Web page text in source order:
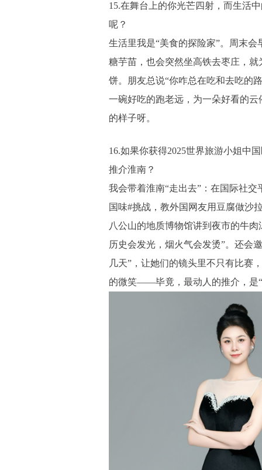
15.在舞台上的你光芒四射，而生活
呢？
生活里我是“美食的探险家”。周末会
糖芋苗，也会突然坐高铁去枣庄，
饼。朋友总说“你咋总在吃和去吃的
一碗好吃的跑老远，为一朵好看的
的样子呀。
16.如果你获得2025世界旅游小姐中
推介淮南？
我会带着淮南“走出去”：在国际社交
国味#挑战，教外国网友用豆腐做沙
八公山的地质博物馆讲到夜市的牛
历史会发光，烟火气会发烫”。还会
几天”，让她们的镜头里不只有比赛
的微笑——毕竟，最动人的推介，是